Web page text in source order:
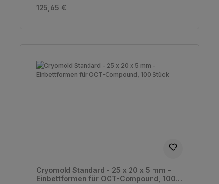
Regulärer Preis:
125,65 €
Cryomold Standard - 25 x 20 x 5 mm -
Einbettformen für OCT-Compound, 100